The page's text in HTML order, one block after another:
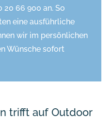
20 66 900 an. So
eine ausführliche
wir im persönlichen
Wünsche sofort
trifft auf Outdoor